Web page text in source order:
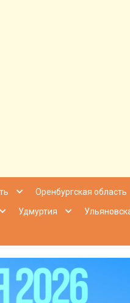
Оренбургская область
Удмуртия